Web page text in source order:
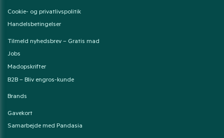
Cookie- og privatlivspolitik
Handelsbetingelser
Tilmeld nyhedsbrev – Gratis mad
Jobs
Madopskrifter
B2B – Bliv engros-kunde
Brands
Gavekort
Samarbejde med Pandasia